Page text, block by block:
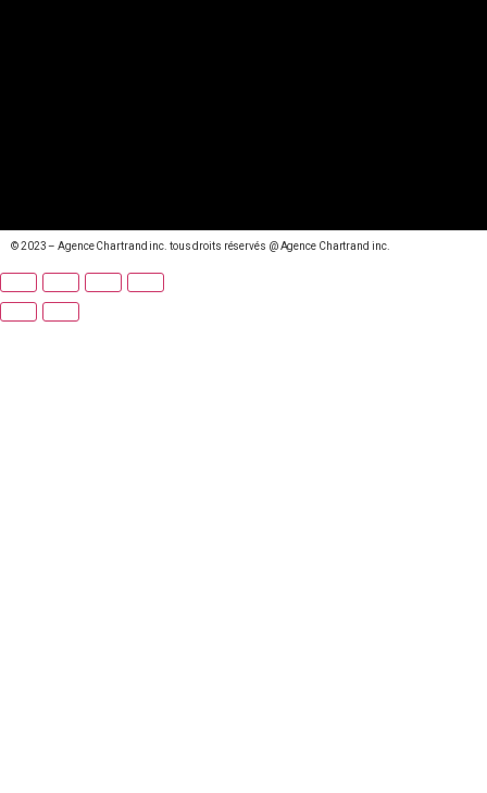
© 2023 – Agence Chartrand inc. tous droits réservés @ Agence Chartrand inc.